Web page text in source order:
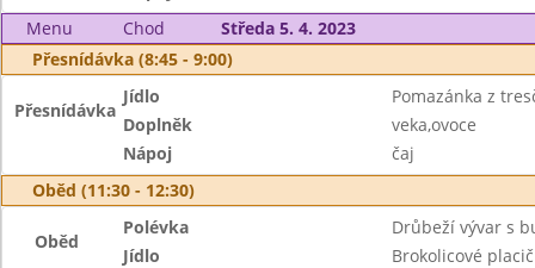
Menu
Chod
Středa 5. 4. 2023
Přesnídávka (8:45 - 9:00)
Přesnídávka
Jídlo
Pomazánka z
Doplněk
veka,ovoce
Nápoj
čaj
Oběd (11:30 - 12:30)
Oběd
Polévka
Drůbeží vývar s
Jídlo
Brokolicové